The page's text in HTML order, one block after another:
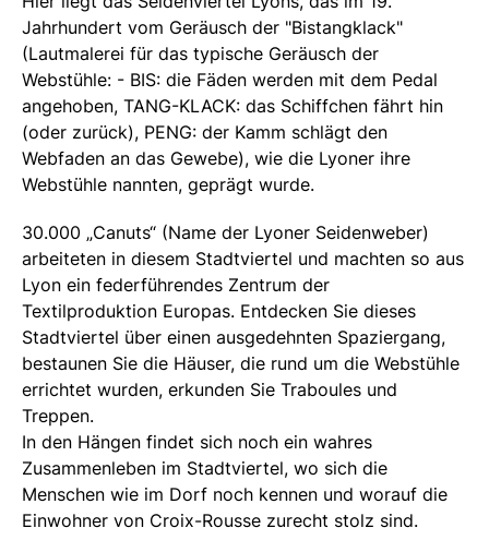
Jahrhundert vom Geräusch der "Bistangklack"
(Lautmalerei für das typische Geräusch der
Webstühle: - BIS: die Fäden werden mit dem Pedal
angehoben, TANG-KLACK: das Schiffchen fährt hin
(oder zurück), PENG: der Kamm schlägt den
Webfaden an das Gewebe), wie die Lyoner ihre
Webstühle nannten, geprägt wurde.
30.000 „Canuts“ (Name der Lyoner Seidenweber)
arbeiteten in diesem Stadtviertel und machten so aus
Lyon ein federführendes Zentrum der
Textilproduktion Europas. Entdecken Sie dieses
Stadtviertel über einen ausgedehnten Spaziergang,
bestaunen Sie die Häuser, die rund um die Webstühle
errichtet wurden, erkunden Sie Traboules und
Treppen.
In den Hängen findet sich noch ein wahres
Zusammenleben im Stadtviertel, wo sich die
Menschen wie im Dorf noch kennen und worauf die
Einwohner von Croix-Rousse zurecht stolz sind.